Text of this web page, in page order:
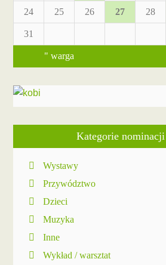
24 25 26 27 28
31
" warga
Kategorie nominacji
Wystawy
Przywództwo
Dzieci
Muzyka
Inne
Wykład / warsztat